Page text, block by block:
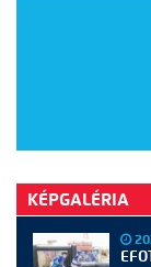
KÉPGALÉRIA